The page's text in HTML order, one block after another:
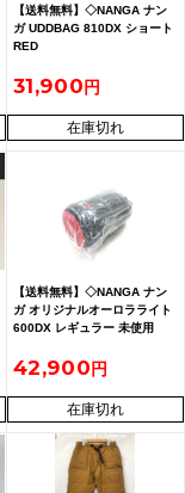
【送料無料】◇NANGA ナン
ガ UDDBAG 810DX ショート
RED
31,900
在庫切れ
【送料無料】◇NANGA ナン
ガ オリジナルオーロラライト
600DX レギュラー 未使用
42,900
在庫切れ